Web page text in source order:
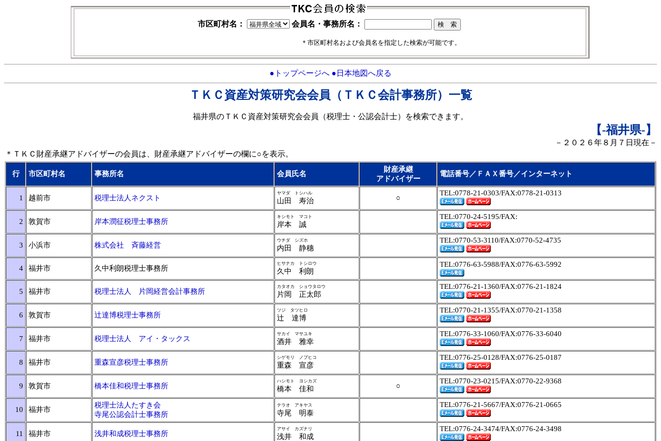
市区町村名： 会員名・事務所名：
＊市区町村名および会員名を指定した検索が可能です。
●トップページへ ●日本地図へ戻る
ＴＫＣ資産対策研究会会員（ＴＫＣ会計事務所）一覧
福井県のＴＫＣ資産対策研究会会員（税理士・公認会計士）を検索できます。
【-福井県-】
－２０２６年８月７日現在－
＊ＴＫＣ財産承継アドバイザーの会員は、財産承継アドバイザーの欄に○を表示。
行 市区町村名 事務所名 会員氏名
財産承継
アドバイザー
電話番号／ＦＡＸ番号／インターネット
1 越前市 税理士法人ネクスト
ヤマダ トシハル
山田 寿治 ○
TEL:0778-21-0303/FAX:0778-21-0313
2 敦賀市 岸本潤征税理士事務所
キシモト マコト
岸本 誠
TEL:0770-24-5195/FAX:
3 小浜市 株式会社 斉藤経営
ウチダ シズホ
内田 静穗
TEL:0770-53-3110/FAX:0770-52-4735
4 福井市 久中利朗税理士事務所
ヒサナカ トシロウ
久中 利朗
TEL:0776-63-5988/FAX:0776-63-5992
5 福井市 税理士法人 片岡経営会計事務所
カタオカ ショウタロウ
片岡 正太郎
TEL:0776-21-1360/FAX:0776-21-1824
6 敦賀市 辻達博税理士事務所
ツジ タツヒロ
辻 達博
TEL:0770-21-1355/FAX:0770-21-1358
7 福井市 税理士法人 アイ・タックス
サカイ マサユキ
酒井 雅幸
TEL:0776-33-1060/FAX:0776-33-6040
8 福井市 重森宣彦税理士事務所
シゲモリ ノブヒコ
重森 宣彦
TEL:0776-25-0128/FAX:0776-25-0187
9 敦賀市 橋本佳和税理士事務所
ハシモト ヨシカズ
橋本 佳和 ○
TEL:0770-23-0215/FAX:0770-22-9368
10 福井市
税理士法人たすき会
寺尾公認会計士事務所
テラオ アキヤス
寺尾 明泰
TEL:0776-21-5667/FAX:0776-21-0665
11 福井市 浅井和成税理士事務所
アサイ カズナリ
浅井 和成
TEL:0776-24-3474/FAX:0776-24-3498